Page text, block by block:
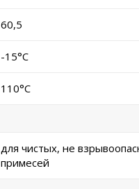
60,5
-15°C
110°C
для чистых, не
примесей